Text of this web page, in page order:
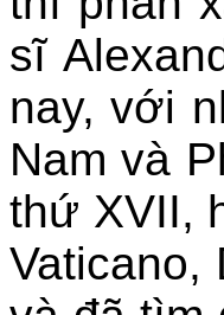
sĩ
nay, với
Nam và
thứ XVII,
Vaticano,